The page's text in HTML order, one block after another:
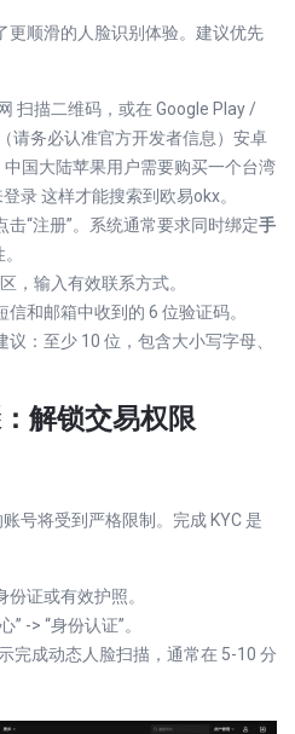
更顺滑的人脸识别体验。建议优先
扫描二维码，或在 Google Play /
请务必认准官方开发者信息）安卓
国大陆苹果用户需要购买一个台湾
录 这样才能搜索到欧易okx。
击“注册”。系统通常要求同时绑定手
，输入有效联系方式。
信和邮箱中收到的 6 位验证码。
议：至少 10 位，包含大小写字母、
解锁交易权限
号将受到严格限制。完成 KYC 是
份证或有效护照。
” -> “身份认证”。
完成动态人脸扫描，通常在 5-10 分